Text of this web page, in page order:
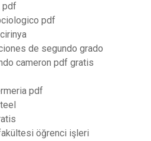
pdf
pdf
de segundo grado
cameron pdf gratis
pdf
öğrenci işleri